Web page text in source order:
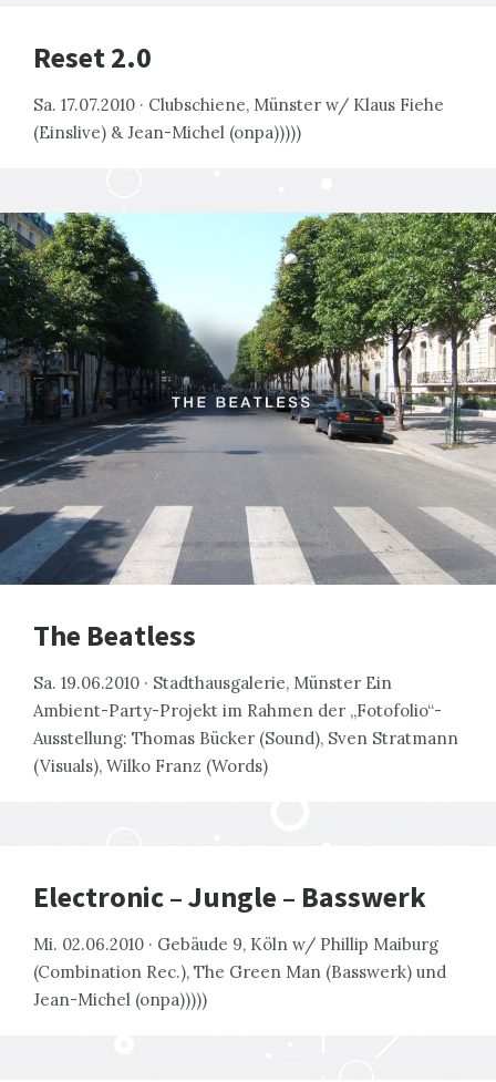
Reset 2.0
Sa. 17.07.2010 · Clubschiene, Münster w/ Klaus Fiehe
(Einslive) & Jean-Michel (onpa)))))
The Beatless
Sa. 19.06.2010 · Stadthausgalerie, Münster Ein
Ambient-Party-Projekt im Rahmen der „Fotofolio“-
Ausstellung: Thomas Bücker (Sound), Sven Stratmann
(Visuals), Wilko Franz (Words)
Electronic – Jungle – Basswerk
Mi. 02.06.2010 · Gebäude 9, Köln w/ Phillip Maiburg
(Combination Rec.), The Green Man (Basswerk) und
Jean-Michel (onpa)))))